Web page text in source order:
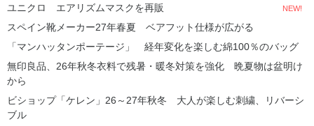
ユニクロ エアリズムマスクを再販 NEW!
スペイン靴メーカー27年春夏 ベアフット仕様が広がる
「マンハッタンポーテージ」 経年変化を楽しむ綿100％のバッグ
無印良品、26年秋冬衣料で残暑・暖冬対策を強化 晩夏物は盆明け
から
ビショップ「ケレン」26～27年秋冬 大人が楽しむ刺繍、リバーシ
ブル